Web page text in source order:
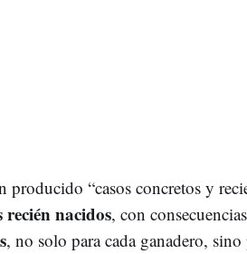
“casos concretos y
nacidos, con consecuencias
, no solo para cada ganadero,